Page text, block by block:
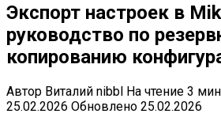
Экспорт настроек в
руководство по
копированию
Автор Виталий nibbl На чтение 3 мин
25.02.2026 Обновлено 25.02.2026